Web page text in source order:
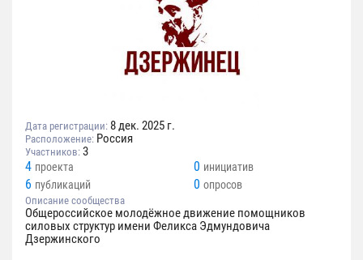
Дата регистрации: 8 дек. 2025 г.
Расположение: Россия
Участников: 3
4 проекта 0 инициатив
6 публикаций 0 опросов
Описание сообщества
Общероссийское молодёжное движение помощников
силовых структур имени Феликса Эдмундовича
Дзержинского